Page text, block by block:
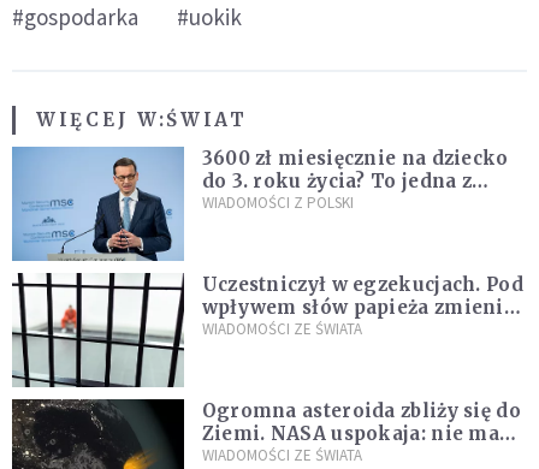
#gospodarka #uokik
WIĘCEJ W:ŚWIAT
3600 zł miesięcznie na dziecko
do 3. roku życia? To jedna z
propozycji programu "Rozwój
WIADOMOŚCI Z POLSKI
Uczestniczył w egzekucjach. Pod
wpływem słów papieża zmienił
zdanie
WIADOMOŚCI ZE ŚWIATA
Ogromna asteroida zbliży się do
Ziemi. NASA uspokaja: nie ma
zagrożenia
WIADOMOŚCI ZE ŚWIATA